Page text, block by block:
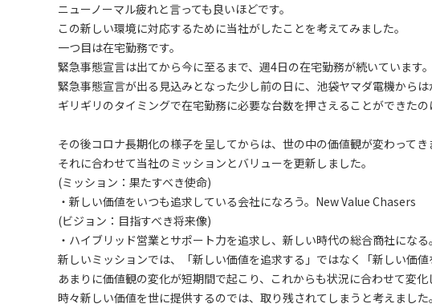
ニューノーマル疲れと言っても良いほどです。
この新しい環境に対応するために当社がしたことを考えてみました。
一つ目は在宅勤務です。
緊急事態宣言は出てから今に至るまで、週4日の在宅勤務が続いています。
緊急事態宣言が出る見込みとなった少し前の日に、池袋ヤマダ電機から
ギリギリのタイミングで在宅勤務に必要な台数を押さえることができたの
その後コロナ長期化の様子を呈してからは、世の中の価値観が変わってき
それに合わせて当社のミッションとバリューを更新しました。
(ミッション：果たすべき使命)
・新しい価値をいつも追求している会社になろう。New Value Chasers
(ビジョン：目指すべき将来像)
・ハイブリッド営業とサポート力を追求し、新しい時代の総合商社になる。
新しいミッションでは、「新しい価値を追求する」ではなく「新しい価
あまりに価値観の変化が短期間で起こり、これからも状況に合わせて変化
時々新しい価値を世に提供するのでは、取り残されてしまうと考えました。